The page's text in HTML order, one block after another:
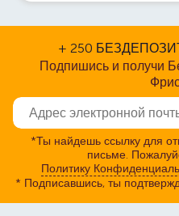
+ 250
Подпишись и получи
*Ты найдешь ссылку для
письме.
Политику
* Подписавшись, ты